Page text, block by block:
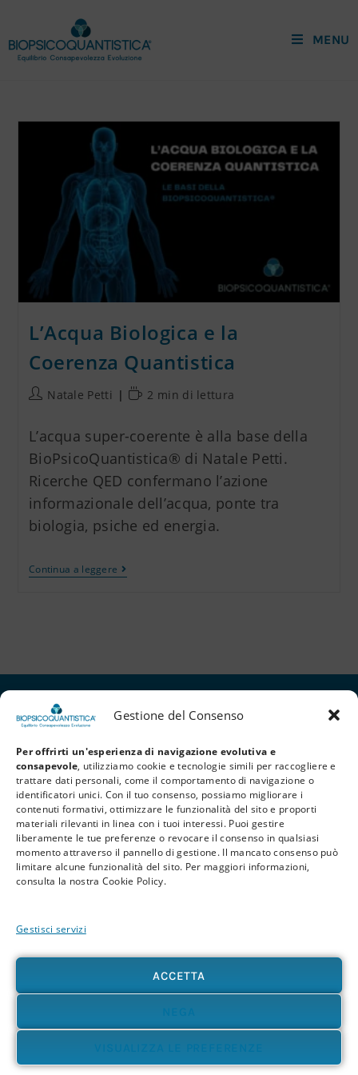
Gestione del Consenso
Per offrirti un'esperienza di navigazione evolutiva e
consapevole, utilizziamo cookie e tecnologie simili per raccogliere e
trattare dati personali, come il comportamento di navigazione o
identificatori unici. Con il tuo consenso, possiamo migliorare i
contenuti formativi, ottimizzare le funzionalità del sito e proporti
materiali rilevanti in linea con i tuoi interessi. Puoi gestire
liberamente le tue preferenze o revocare il consenso in qualsiasi
momento attraverso il pannello di gestione. Il mancato consenso può
limitare alcune funzionalità del sito. Per maggiori informazioni,
consulta la nostra Cookie Policy.
Gestisci servizi
ACCETTA
NEGA
VISUALIZZA LE PREFERENZE
MENU
L’Acqua Biologica e la
Coerenza Quantistica
Natale Petti 2 min di lettura
L’acqua super-coerente è alla base della
BioPsicoQuantistica® di Natale Petti.
Ricerche QED confermano l’azione
informazionale dell’acqua, ponte tra
biologia, psiche ed energia.
Continua a leggere
Privacy Policy Cookie Policy Termini e Condizioni
© 2026 BioPsicoQuantistica® – Tutti i diritti riservati. Powered byAthena
Company
divulgativi associati alla BioPsicoQuantistica®, non sostituiscono in alcun modo
consulenze, diagnosi o trattamenti medici e psicologici. In presenza di patologie o disturbi
di qualunque natura – fisica, psicologica o emotiva – si raccomanda sempre di rivolgersi al
proprio medico o a un professionista sanitario qualificato. L’utente è pienamente
responsabile delle proprie scelte e dell’uso delle informazioni qui presenti, sollevando
l’autore e i collaboratori del progetto da qualsiasi responsabilità, diretta o indiretta,